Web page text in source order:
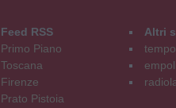
Feed RSS
Primo Piano
Toscana
Firenze
Prato Pistoia
Altri